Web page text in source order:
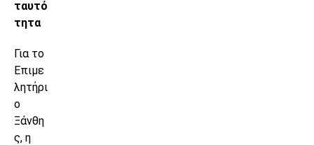
ταυτό
τητα
Για το
Επιμε
λητήρι
ο
Ξάνθη
ς, η